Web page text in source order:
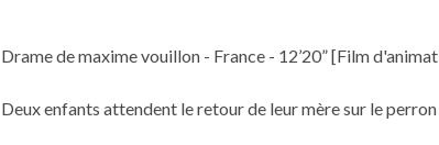
Drame de maxime vouillon - France - 12’20” [Film
Deux enfants attendent le retour de leur mère sur le